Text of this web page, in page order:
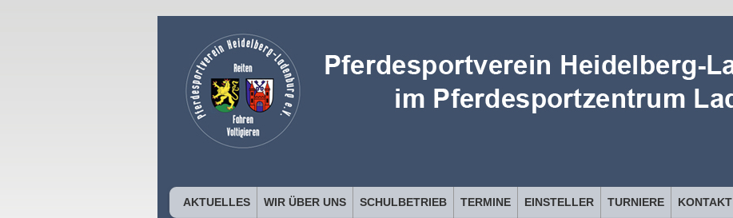
AKTUELLES WIR ÜBER UNS SCHULBETRIEB TERMINE EINSTELLER TURNIERE KONTAKT